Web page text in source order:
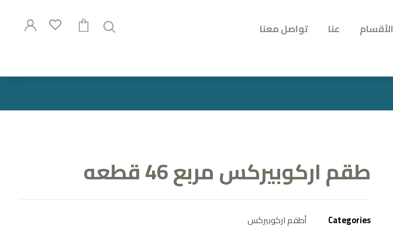
الأقسام عنا تواصل معنا
طقم اركوبيركس مربع 46 قطعه
Categories أطقم اركوبيركس